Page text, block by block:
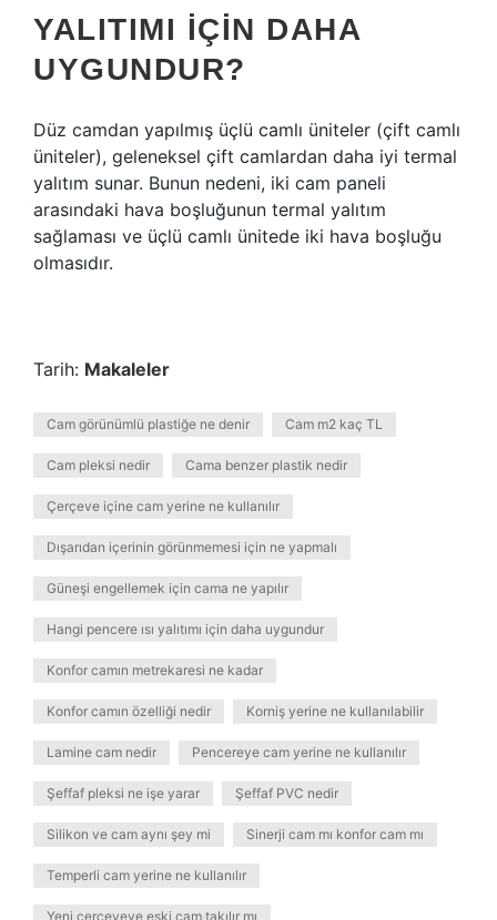
YALITIMI IÇIN DAHA
UYGUNDUR?
Düz camdan yapılmış üçlü camlı üniteler (çift camlı
üniteler), geleneksel çift camlardan daha iyi termal
yalıtım sunar. Bunun nedeni, iki cam paneli
arasındaki hava boşluğunun termal yalıtım
sağlaması ve üçlü camlı ünitede iki hava boşluğu
olmasıdır.
Tarih: Makaleler
Cam görünümlü plastiğe ne denir Cam m2 kaç TL
Cam pleksi nedir Cama benzer plastik nedir
Çerçeve içine cam yerine ne kullanılır
Dışarıdan içerinin görünmemesi için ne yapmalı
Güneşi engellemek için cama ne yapılır
Hangi pencere ısı yalıtımı için daha uygundur
Konfor camın metrekaresi ne kadar
Konfor camın özelliği nedir Korniş yerine ne kullanılabilir
Lamine cam nedir Pencereye cam yerine ne kullanılır
Şeffaf pleksi ne işe yarar Şeffaf PVC nedir
Silikon ve cam aynı şey mi Sinerji cam mı konfor cam mı
Temperli cam yerine ne kullanılır
Yeni çerçeveye eski cam takılır mı